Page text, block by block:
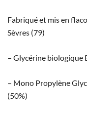
Fabriqué et mis en
Sèvres (79)
– Glycérine biologique
– Mono Propylène
(50%)